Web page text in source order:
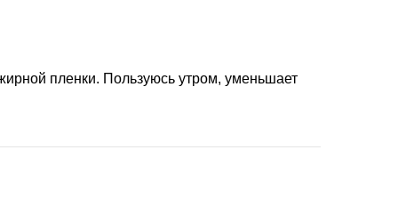
пленки. Пользуюсь утром, уменьшает